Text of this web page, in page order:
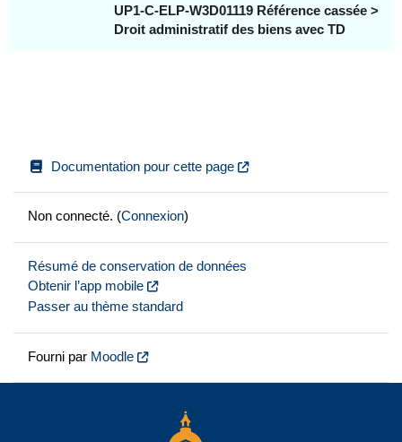
UP1-C-ELP-W3D01119 Référence cassée >
Droit administratif des biens avec TD
Documentation pour cette page
Non connecté. (Connexion)
Résumé de conservation de données
Obtenir l’app mobile
Passer au thème standard
Fourni par Moodle